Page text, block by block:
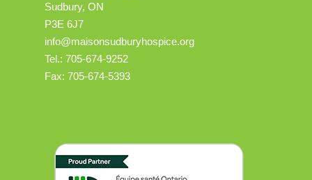
Sudbury, ON
P3E 6J7
info@maisonsudburyhospice.org
Tel.: 705-674-9252
Fax: 705-674-5393